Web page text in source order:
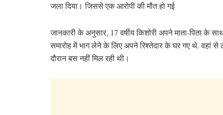
जला दिया। जिससे एक आरोपी की मौत हो गई
जानकारी के अनुसार, 17 वर्षीय किशोरी अपने माता-पिता के
समारोह में भाग लेने के लिए अपने रिश्तेदार के घर गए थे. वहां
दौरान बस नहीं मिल रही थी।